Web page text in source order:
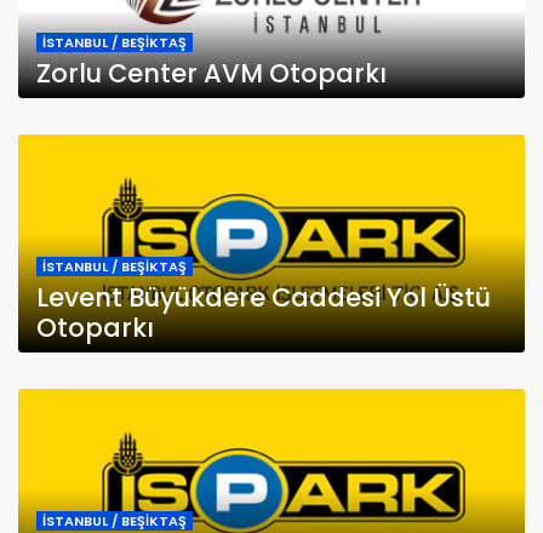
İSTANBUL / BEŞİKTAŞ
Zorlu Center AVM Otoparkı
İSTANBUL / BEŞİKTAŞ
Levent Büyükdere Caddesi Yol Üstü
Otoparkı
İSTANBUL / BEŞİKTAŞ